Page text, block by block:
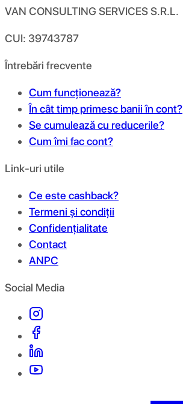
VAN CONSULTING SERVICES S.R.L.
CUI: 39743787
Întrebări frecvente
Cum funcționează?
În cât timp primesc banii în cont?
Se cumulează cu reducerile?
Cum îmi fac cont?
Link-uri utile
Ce este cashback?
Termeni și condiții
Confidențialitate
Contact
ANPC
Social Media